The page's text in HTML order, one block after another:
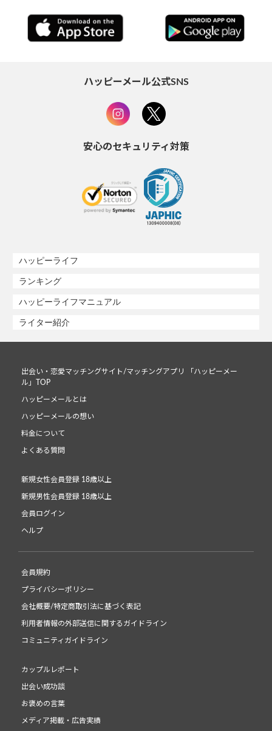
ハッピーメール公式SNS
安心のセキュリティ対策
ハッピーライフ
ランキング
ハッピーライフマニュアル
ライター紹介
出会い・恋愛マッチングサイト/マッチングアプリ 「ハッピーメー
ル」TOP
ハッピーメールとは
ハッピーメールの想い
料金について
よくある質問
新規女性会員登録 18歳以上
新規男性会員登録 18歳以上
会員ログイン
ヘルプ
会員規約
プライバシーポリシー
会社概要/特定商取引法に基づく表記
利用者情報の外部送信に関するガイドライン
コミュニティガイドライン
カップルレポート
出会い成功談
お褒めの言葉
メディア掲載・広告実績